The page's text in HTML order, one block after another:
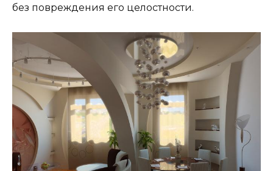
без повреждения его целостности.